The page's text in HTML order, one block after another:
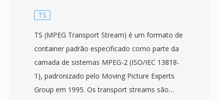
TS
TS (MPEG Transport Stream) é um formato de
container padrão especificado como parte da
camada de sistemas MPEG-2 (ISO/IEC 13818-
1), padronizado pelo Moving Picture Experts
Group em 1995. Os transport streams são